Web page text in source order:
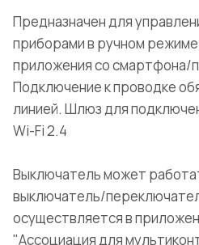
Предназначен для
приборами в ручном
приложения со смартфона/
Подключение к проводке
линией. Шлюз для
Wi-Fi 2.4
Выключатель может
выключатель/
осуществляется в
"Ассоциация для